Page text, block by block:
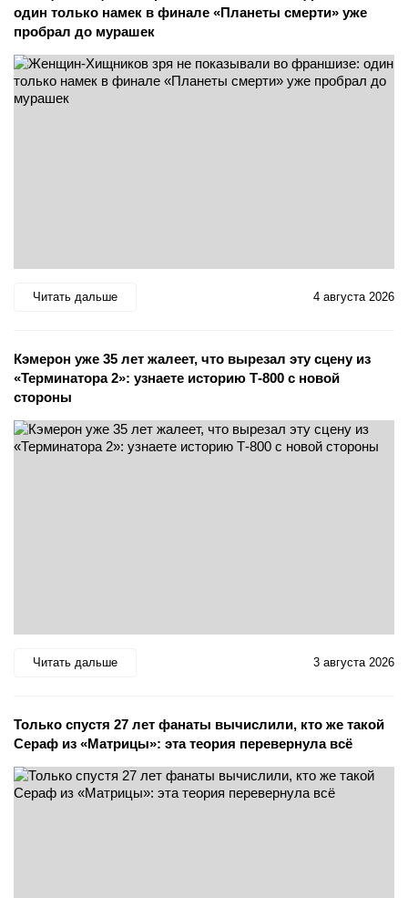
один только намек в финале «Планеты смерти» уже
пробрал до мурашек
Читать дальше 4 августа 2026
Кэмерон уже 35 лет жалеет, что вырезал эту сцену из
«Терминатора 2»: узнаете историю Т-800 с новой
стороны
Читать дальше 3 августа 2026
Только спустя 27 лет фанаты вычислили, кто же такой
Сераф из «Матрицы»: эта теория перевернула всё